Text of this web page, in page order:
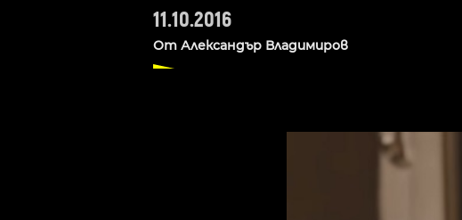
11.10.2016
От Александър Владимиров